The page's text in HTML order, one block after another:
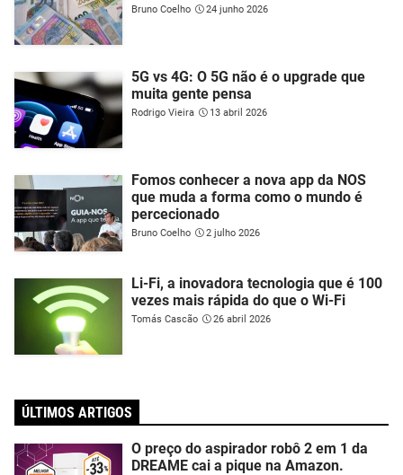
Bruno Coelho 24 junho 2026
5G vs 4G: O 5G não é o upgrade que
muita gente pensa
Rodrigo Vieira 13 abril 2026
Fomos conhecer a nova app da NOS
que muda a forma como o mundo é
percecionado
Bruno Coelho 2 julho 2026
Li-Fi, a inovadora tecnologia que é 100
vezes mais rápida do que o Wi-Fi
Tomás Cascão 26 abril 2026
ÚLTIMOS ARTIGOS
O preço do aspirador robô 2 em 1 da
DREAME cai a pique na Amazon.